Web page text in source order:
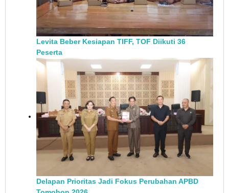
Levita Beber Kesiapan TIFF, TOF Diikuti 36
Peserta
Delapan Prioritas Jadi Fokus Perubahan APBD